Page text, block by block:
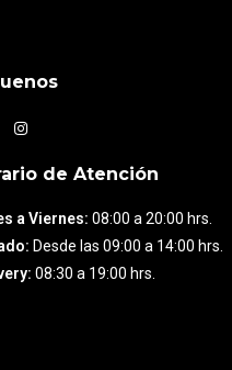
de Atención
a Viernes: 08:00 a 20:00 hrs.
Desde las 09:00 a 14:00 hrs.
08:30 a 19:00 hrs.